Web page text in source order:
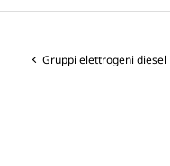
Gruppi elettrogeni diesel